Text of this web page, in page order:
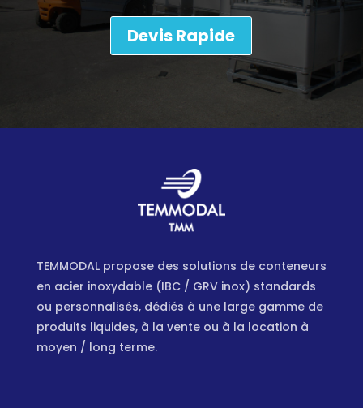
Devis Rapide
TEMMODAL propose des solutions de conteneurs
en acier inoxydable (IBC / GRV inox) standards
ou personnalisés, dédiés à une large gamme de
produits liquides, à la vente ou à la location à
moyen / long terme.